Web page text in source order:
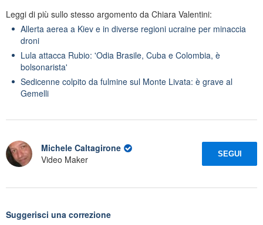
Leggi di più sullo stesso argomento da Chiara Valentini:
Allerta aerea a Kiev e in diverse regioni ucraine per minaccia
droni
Lula attacca Rubio: 'Odia Brasile, Cuba e Colombia, è
bolsonarista'
Sedicenne colpito da fulmine sul Monte Livata: è grave al
Gemelli
Michele Caltagirone
Video Maker
SEGUI
Suggerisci una correzione